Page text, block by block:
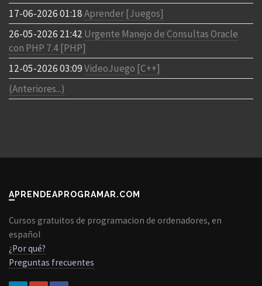
17-06-2026 01:18Aprender [Juegos]
26-05-2026 21:42 Urgente Manejo de Consultas Oracle
con PHP 7.4 [PHP]
12-05-2026 03:09VideoJuego [C++]
(Anteriores...)
APRENDEAPROGRAMAR.COM
Cursos gratuitos de programacion de ordenadores, en
español
¿Por qué?
Preguntas frecuentes